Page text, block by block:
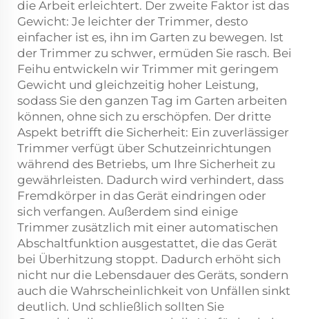
die Arbeit erleichtert. Der zweite Faktor ist das
Gewicht: Je leichter der Trimmer, desto
einfacher ist es, ihn im Garten zu bewegen. Ist
der Trimmer zu schwer, ermüden Sie rasch. Bei
Feihu entwickeln wir Trimmer mit geringem
Gewicht und gleichzeitig hoher Leistung,
sodass Sie den ganzen Tag im Garten arbeiten
können, ohne sich zu erschöpfen. Der dritte
Aspekt betrifft die Sicherheit: Ein zuverlässiger
Trimmer verfügt über Schutzeinrichtungen
während des Betriebs, um Ihre Sicherheit zu
gewährleisten. Dadurch wird verhindert, dass
Fremdkörper in das Gerät eindringen oder
sich verfangen. Außerdem sind einige
Trimmer zusätzlich mit einer automatischen
Abschaltfunktion ausgestattet, die das Gerät
bei Überhitzung stoppt. Dadurch erhöht sich
nicht nur die Lebensdauer des Geräts, sondern
auch die Wahrscheinlichkeit von Unfällen sinkt
deutlich. Und schließlich sollten Sie